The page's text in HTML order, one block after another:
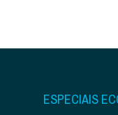
ESPECIAIS